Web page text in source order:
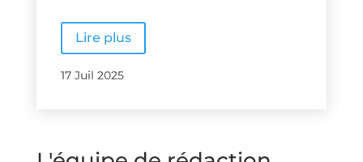
Lire plus
17 Juil 2025